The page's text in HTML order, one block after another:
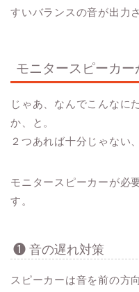
すいバランスの音が出力
モニタースピーカー
じゃあ、なんでこんなに
か、と。
２つあれば十分じゃない
モニタースピーカーが必
す。
❶ 音の遅れ対策
スピーカーは音を前の方